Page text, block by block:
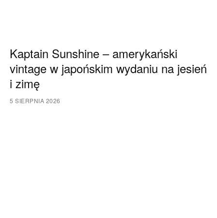
Kaptain Sunshine – amerykański
vintage w japońskim wydaniu na jesień
i zimę
5 SIERPNIA 2026